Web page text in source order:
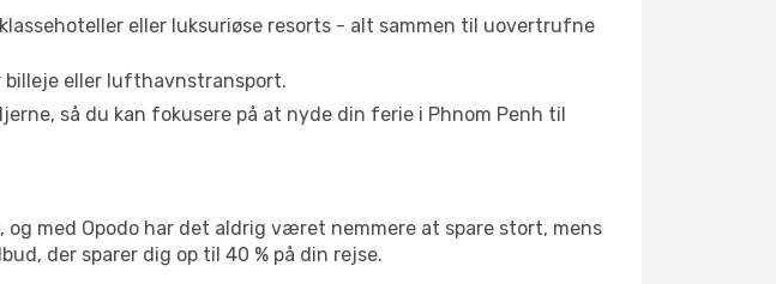
eller luksuriøse resorts - alt sammen til uovertrufne
eller lufthavnstransport.
så du kan fokusere på at nyde din ferie i Phnom Penh til
med Opodo har det aldrig været nemmere at spare stort, mens
der sparer dig op til 40 % på din rejse.